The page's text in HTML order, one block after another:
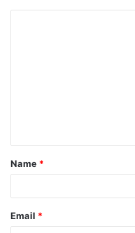
Name *
Email *